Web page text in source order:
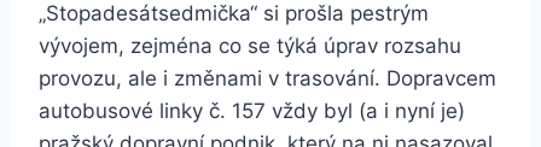
„Stopadesátsedmička“ si prošla pestrým
vývojem, zejména co se týká úprav rozsahu
provozu, ale i změnami v trasování. Dopravcem
autobusové linky č. 157 vždy byl (a i nyní je)